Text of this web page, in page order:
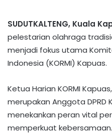
SUDUTKALTENG, Kuala
pelestarian olahraga
menjadi fokus utama
Indonesia (KORMI) Kapuas.
Ketua Harian KORMI
merupakan Anggota DPRD
menekankan peran vital
memperkuat kebersamaan.